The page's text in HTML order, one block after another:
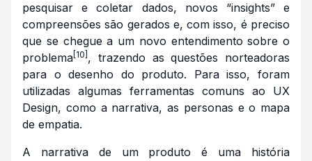
pesquisar e coletar dados, novos “insights” e
compreensões são gerados e, com isso, é preciso
que se chegue a um novo entendimento sobre o
problema [10] , trazendo as questões norteadoras
para o desenho do produto. Para isso, foram
utilizadas algumas ferramentas comuns ao UX
Design, como a narrativa, as personas e o mapa
de empatia.
A narrativa de um produto é uma história